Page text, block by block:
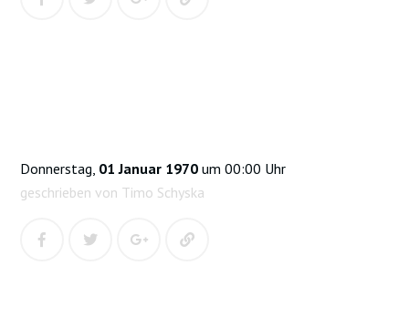
Donnerstag, 01 Januar 1970 um 00:00 Uhr
geschrieben von Timo Schyska